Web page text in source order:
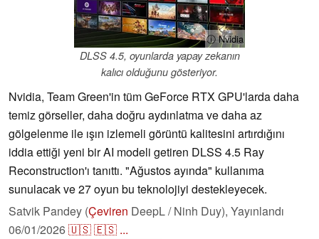
ⓘ Nvidia
DLSS 4.5, oyunlarda yapay zekanın
kalıcı olduğunu gösteriyor.
Nvidia, Team Green'in tüm GeForce RTX GPU'larda daha
temiz görseller, daha doğru aydınlatma ve daha az
gölgelenme ile ışın izlemeli görüntü kalitesini artırdığını
iddia ettiği yeni bir AI modeli getiren DLSS 4.5 Ray
Reconstruction'ı tanıttı. "Ağustos ayında" kullanıma
sunulacak ve 27 oyun bu teknolojiyi destekleyecek.
Satvik Pandey (Çeviren DeepL / Ninh Duy), Yayınlandı
06/01/2026🇺🇸🇪🇸 ...